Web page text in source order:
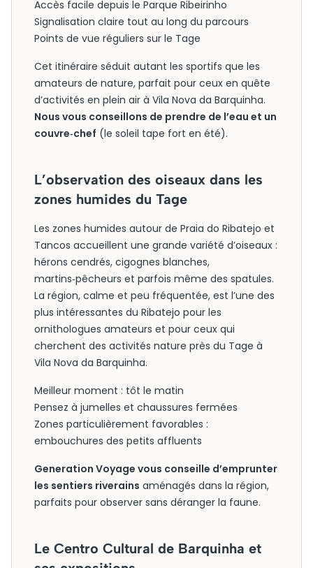
Accès facile depuis le Parque Ribeirinho
Signalisation claire tout au long du parcours
Points de vue réguliers sur le Tage
Cet itinéraire séduit autant les sportifs que les
amateurs de nature, parfait pour ceux en quête
d’activités en plein air à Vila Nova da Barquinha.
Nous vous conseillons de prendre de l’eau et un
couvre‑chef (le soleil tape fort en été).
L’observation des oiseaux dans les
zones humides du Tage
Les zones humides autour de Praia do Ribatejo et
Tancos accueillent une grande variété d’oiseaux :
hérons cendrés, cigognes blanches,
martins‑pêcheurs et parfois même des spatules.
La région, calme et peu fréquentée, est l’une des
plus intéressantes du Ribatejo pour les
ornithologues amateurs et pour ceux qui
cherchent des activités nature près du Tage à
Vila Nova da Barquinha.
Meilleur moment : tôt le matin
Pensez à jumelles et chaussures fermées
Zones particulièrement favorables :
embouchures des petits affluents
Generation Voyage vous conseille d’emprunter
les sentiers riverains aménagés dans la région,
parfaits pour observer sans déranger la faune.
Le Centro Cultural de Barquinha et